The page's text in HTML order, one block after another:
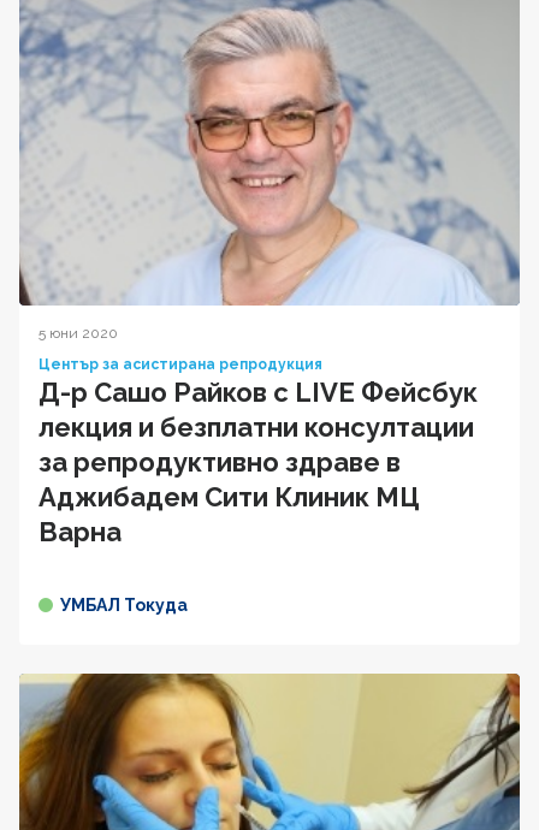
5 юни 2020
Център за асистирана репродукция
Д-р Сашо Райков с LIVE Фейсбук
лекция и безплатни консултации
за репродуктивно здраве в
Аджибадем Сити Клиник МЦ
Варна
УМБАЛ Токуда